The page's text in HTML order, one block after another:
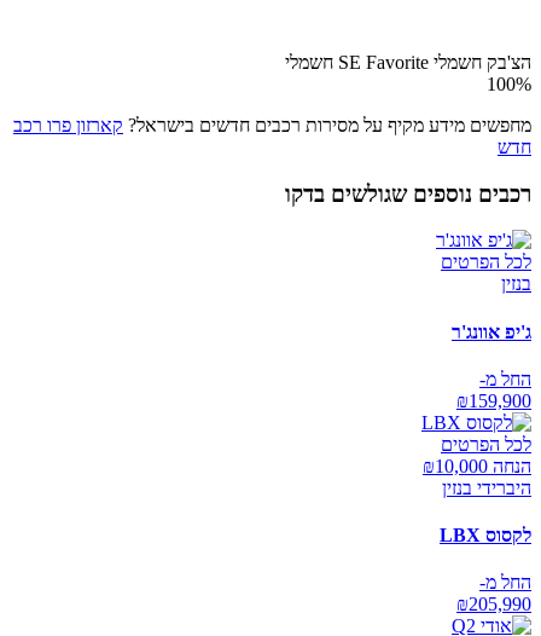
הצ'בק חשמלי SE Favorite חשמלי
100%
מחפשים מידע מקיף על מסירות רכבים חדשים בישראל? קארזון פרו רכב
חדש
רכבים נוספים שגולשים בדקו
לכל הפרטים
בנזין
ג'יפ אוונג'ר
החל מ-
₪159,900
לכל הפרטים
הנחה ₪ 10,000
היברידי בנזין
לקסוס LBX
החל מ-
₪205,990